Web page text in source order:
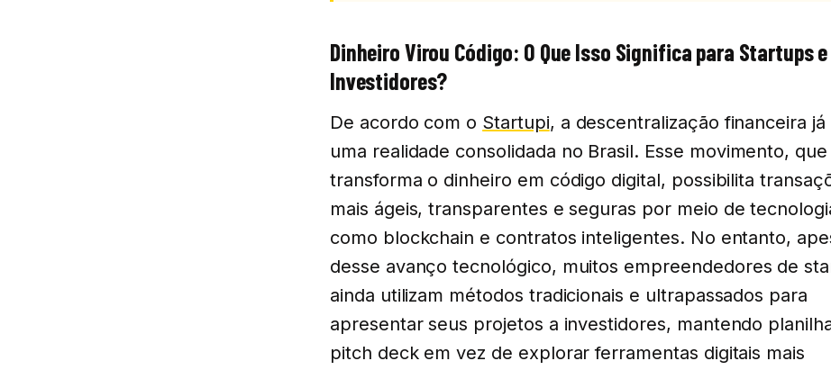
Dinheiro Virou Código: O Que Isso Significa para Startups e
Investidores?
De acordo com o Startupi, a descentralização financeira já
uma realidade consolidada no Brasil. Esse movimento, que
transforma o dinheiro em código digital, possibilita
mais ágeis, transparentes e seguras por meio de
como blockchain e contratos inteligentes. No entanto,
desse avanço tecnológico, muitos empreendedores de
ainda utilizam métodos tradicionais e ultrapassados para
apresentar seus projetos a investidores, mantendo
pitch deck em vez de explorar ferramentas digitais mais